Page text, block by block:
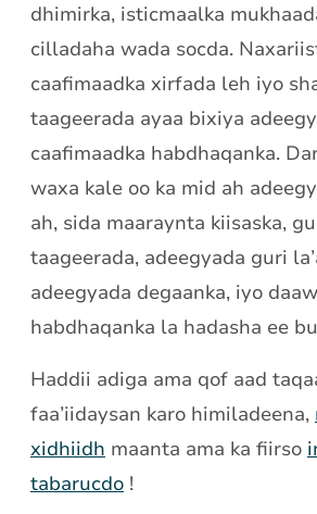
dhimirka, isticmaalka
cilladaha wada socda.
caafimaadka xirfada leh iyo
taageerada ayaa bixiya
caafimaadka habdhaqanka.
waxa kale oo ka mid ah
ah, sida maaraynta kiisaska,
taageerada, adeegyada guri
adeegyada degaanka, iyo
habdhaqanka la hadasha ee
Haddii adiga ama qof aad
faa’iidaysan karo himiladeena,
xidhiidh maanta ama ka fiirso
tabarucdo !